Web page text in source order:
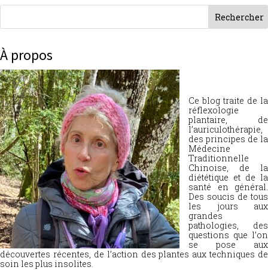
À propos
Ce blog traite de la
réflexologie
plantaire, de
l’auriculothérapie,
des principes de la
Médecine
Traditionnelle
Chinoise, de la
diététique et de la
santé en général.
Des soucis de tous
les jours aux
grandes
pathologies, des
questions que l’on
se pose aux
découvertes récentes, de l’action des plantes aux techniques de
soin les plus insolites.